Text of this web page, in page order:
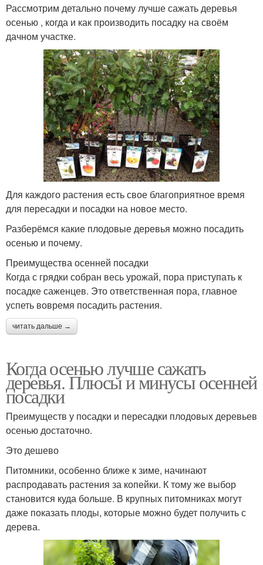
Рассмотрим детально почему лучше сажать деревья
осенью , когда и как производить посадку на своём
дачном участке.
Для каждого растения есть свое благоприятное время
для пересадки и посадки на новое место.
Разберёмся какие плодовые деревья можно посадить
осенью и почему.
Преимущества осенней посадки
Когда с грядки собран весь урожай, пора приступать к
посадке саженцев. Это ответственная пора, главное
успеть вовремя посадить растения.
читать дальше →
Когда осенью лучше сажать
деревья. Плюсы и минусы осенней
посадки
Преимуществ у посадки и пересадки плодовых деревьев
осенью достаточно.
Это дешево
Питомники, особенно ближе к зиме, начинают
распродавать растения за копейки. К тому же выбор
становится куда больше. В крупных питомниках могут
даже показать плоды, которые можно будет получить с
дерева.